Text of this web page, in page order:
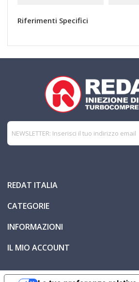
Riferimenti Specifici
REDAT ITALIA
CATEGORIE
INFORMAZIONI
IL MIO ACCOUNT